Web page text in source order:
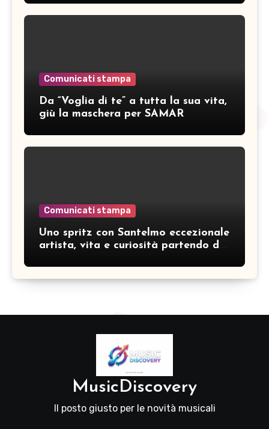
Comunicati stampa
Da “Voglia di te” a tutta la sua vita,
giù la maschera per SAMAR
Comunicati stampa
Uno spritz con Santelmo eccezionale
artista, vita e curiosità partendo da
MusicDiscovery
Il posto giusto per le novità musicali